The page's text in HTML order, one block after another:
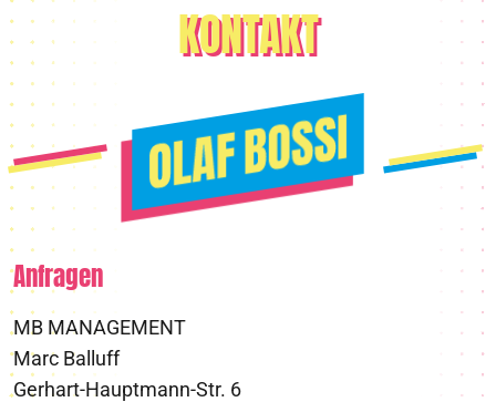
KONTAKT
Anfragen
MB MANAGEMENT
Marc Balluff
Gerhart-Hauptmann-Str. 6